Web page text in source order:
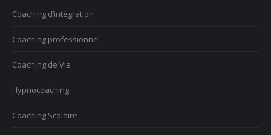
Coaching d’intégration
Coaching professionnel
Coaching de Vie
Hypnocoaching
Coaching Scolaire